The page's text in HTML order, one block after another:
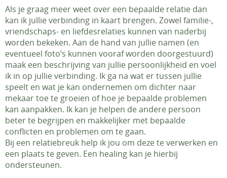
Als je graag meer weet over een bepaalde relatie dan
kan ik jullie verbinding in kaart brengen. Zowel familie-,
vriendschaps- en liefdesrelaties kunnen van naderbij
worden bekeken. Aan de hand van jullie namen (en
eventueel foto’s kunnen vooraf worden doorgestuurd)
maak een beschrijving van jullie persoonlijkheid en voel
ik in op jullie verbinding. Ik ga na wat er tussen jullie
speelt en wat je kan ondernemen om dichter naar
mekaar toe te groeien of hoe je bepaalde problemen
kan aanpakken. Ik kan je helpen de andere persoon
beter te begrijpen en makkelijker met bepaalde
conflicten en problemen om te gaan.
Bij een relatiebreuk help ik jou om deze te verwerken en
een plaats te geven. Een healing kan je hierbij
ondersteunen.